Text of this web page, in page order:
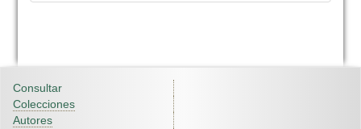
Consultar
Colecciones
Autores